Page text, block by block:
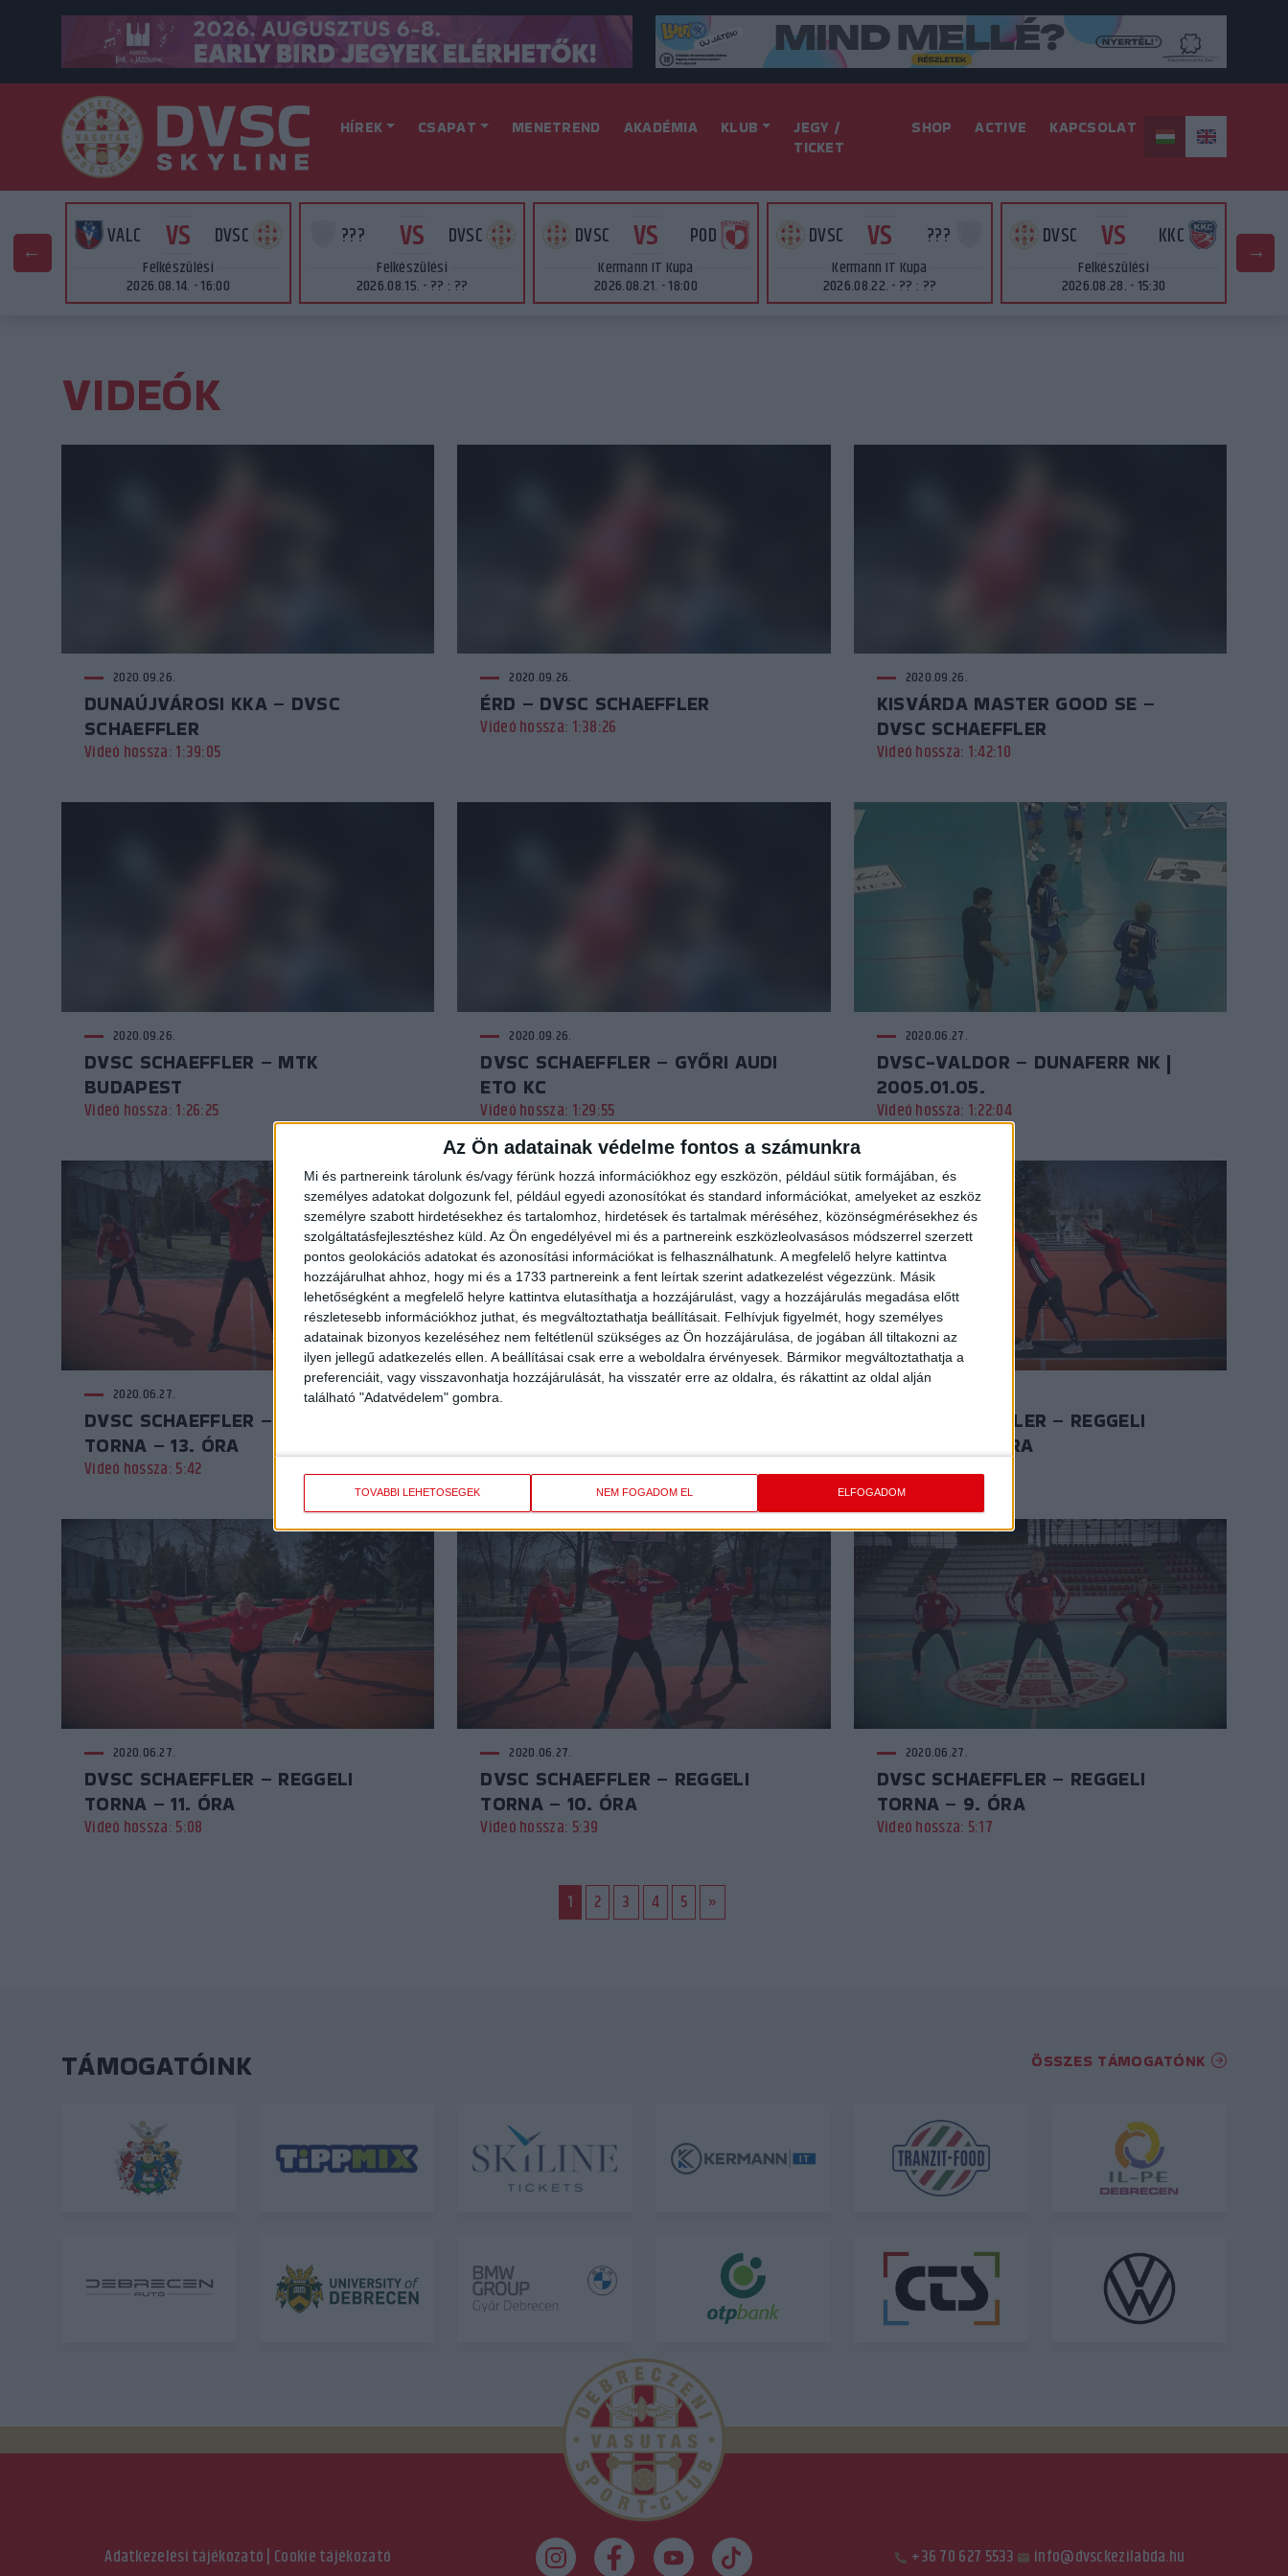
Az Ön adatainak védelme fontos a számunkra
Mi és partnereink tárolunk és/vagy férünk hozzá információkhoz egy eszközön, például sütik formájában, és
személyes adatokat dolgozunk fel, például egyedi azonosítókat és standard információkat, amelyeket az eszköz
személyre szabott hirdetésekhez és tartalomhoz, hirdetések és tartalmak méréséhez, közönségmérésekhez és
szolgáltatásfejlesztéshez küld. Az Ön engedélyével mi és a partnereink eszközleolvasásos módszerrel szerzett
pontos geolokációs adatokat és azonosítási információkat is felhasználhatunk. A megfelelő helyre kattintva
hozzájárulhat ahhoz, hogy mi és a 1733 partnereink a fent leírtak szerint adatkezelést végezzünk. Másik
lehetőségként a megfelelő helyre kattintva elutasíthatja a hozzájárulást, vagy a hozzájárulás megadása előtt
részletesebb információkhoz juthat, és megváltoztathatja beállításait. Felhívjuk figyelmét, hogy személyes
adatainak bizonyos kezeléséhez nem feltétlenül szükséges az Ön hozzájárulása, de jogában áll tiltakozni az
ilyen jellegű adatkezelés ellen. A beállításai csak erre a weboldalra érvényesek. Bármikor megváltoztathatja a
preferenciáit, vagy visszavonhatja hozzájárulását, ha visszatér erre az oldalra, és rákattint az oldal alján
található "Adatvédelem" gombra.
TOVÁBBI LEHETŐSÉGEK NEM FOGADOM EL ELFOGADOM
HÍREK CSAPAT MENETREND AKADÉMIA KLUB
JEGY /
TICKET
SHOP ACTIVE KAPCSOLAT
VALC VS DVSC
Felkészülési
2026.08.14. - 16:00
??? VS DVSC
Felkészülési
2026.08.15. - ?? : ??
DVSC VS POD
Kermann IT Kupa
2026.08.21. - 18:00
DVSC VS ???
Kermann IT Kupa
2026.08.22. - ?? : ??
DVSC VS KKC
Felkészülési
2026.08.28. - 15:30
VIDEÓK
2020.09.26.
DUNAÚJVÁROSI KKA – DVSC
SCHAEFFLER
Videó hossza: 1:39:05
2020.09.26.
ÉRD – DVSC SCHAEFFLER
Videó hossza: 1:38:26
2020.09.26.
KISVÁRDA MASTER GOOD SE –
DVSC SCHAEFFLER
Videó hossza: 1:42:10
2020.09.26.
DVSC SCHAEFFLER – MTK
BUDAPEST
Videó hossza: 1:26:25
2020.09.26.
DVSC SCHAEFFLER – GYŐRI AUDI
ETO KC
Videó hossza: 1:29:55
2020.06.27.
DVSC-VALDOR – DUNAFERR NK |
2005.01.05.
Videó hossza: 1:22:04
2020.06.27.
DVSC SCHAEFFLER – REGGELI
TORNA – 13. ÓRA
Videó hossza: 5:42 Videó hossza: 5:35
DVSC SCHAEFFLER – REGGELI
TORNA – 14. ÓRA
Videó hossza: 5:38
2020.06.27.
DVSC SCHAEFFLER – REGGELI
TORNA – 11. ÓRA
Videó hossza: 5:08
2020.06.27.
DVSC SCHAEFFLER – REGGELI
TORNA – 10. ÓRA
Videó hossza: 5:39
2020.06.27.
DVSC SCHAEFFLER – REGGELI
TORNA – 9. ÓRA
Videó hossza: 5:17
1 2 3 4 5 »
TÁMOGATÓINK ÖSSZES TÁMOGATÓNK
Adatkezelési tájékozató Cookie tájékozató +36 70 627 5533 info@dvsckezilabda.hu